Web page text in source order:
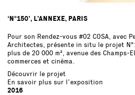
‘N°150’, L’ANNEXE, PARIS
Pour son Rendez-vous #02 COSA, avec
Architectes, présente in situ le projet
plus de 20 000 m², avenue des Champs-
commerces et cinéma.
Découvrir le projet
En savoir plus sur l’exposition
2016